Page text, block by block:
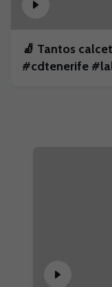
🧦 Tantos
#cdtenerife